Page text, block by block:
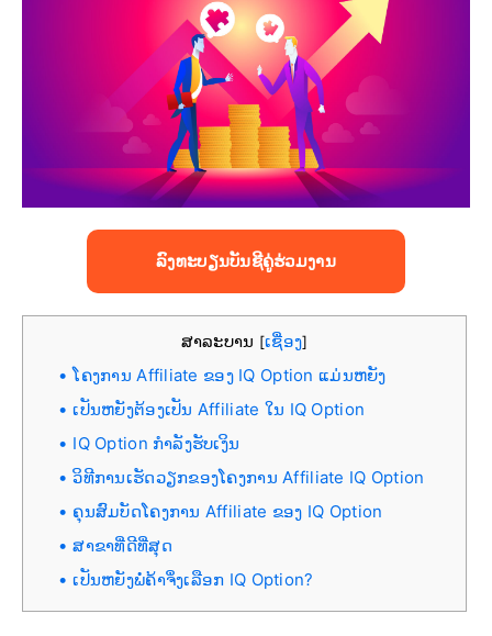
ລົງທະບຽນບັນຊີຄູ່ຮ່ວມງານ
ສາລະບານ [ເຊື່ອງ]
ໂຄງການ Affiliate ຂອງ IQ Option ແມ່ນຫຍັງ
ເປັນຫຍັງຕ້ອງເປັນ Affiliate ໃນ IQ Option
IQ Option ກຳລັງຮັບເງິນ
ວິທີການເຮັດວຽກຂອງໂຄງການ Affiliate IQ Option
ຄຸນສົມບັດໂຄງການ Affiliate ຂອງ IQ Option
ສາຂາທີ່ດີທີ່ສຸດ
ເປັນຫຍັງພໍ່ຄ້າຈຶ່ງເລືອກ IQ Option?